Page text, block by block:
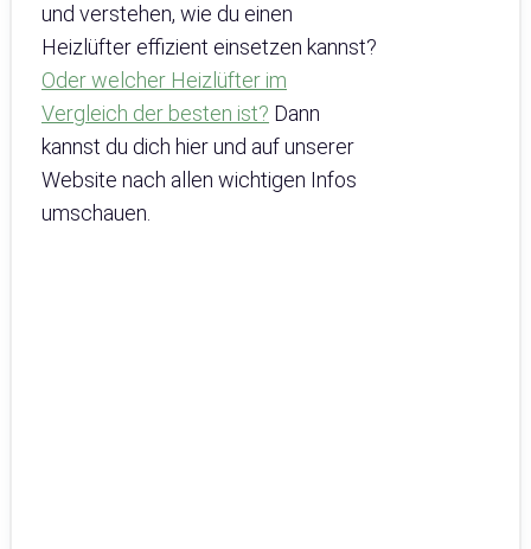
und verstehen, wie du einen
Heizlüfter effizient einsetzen kannst?
Oder wel cher Heizlüfter im
Vergleich der besten ist? Dann
kannst du dich hier und auf unserer
Website nach allen wichtigen Infos
umschauen.